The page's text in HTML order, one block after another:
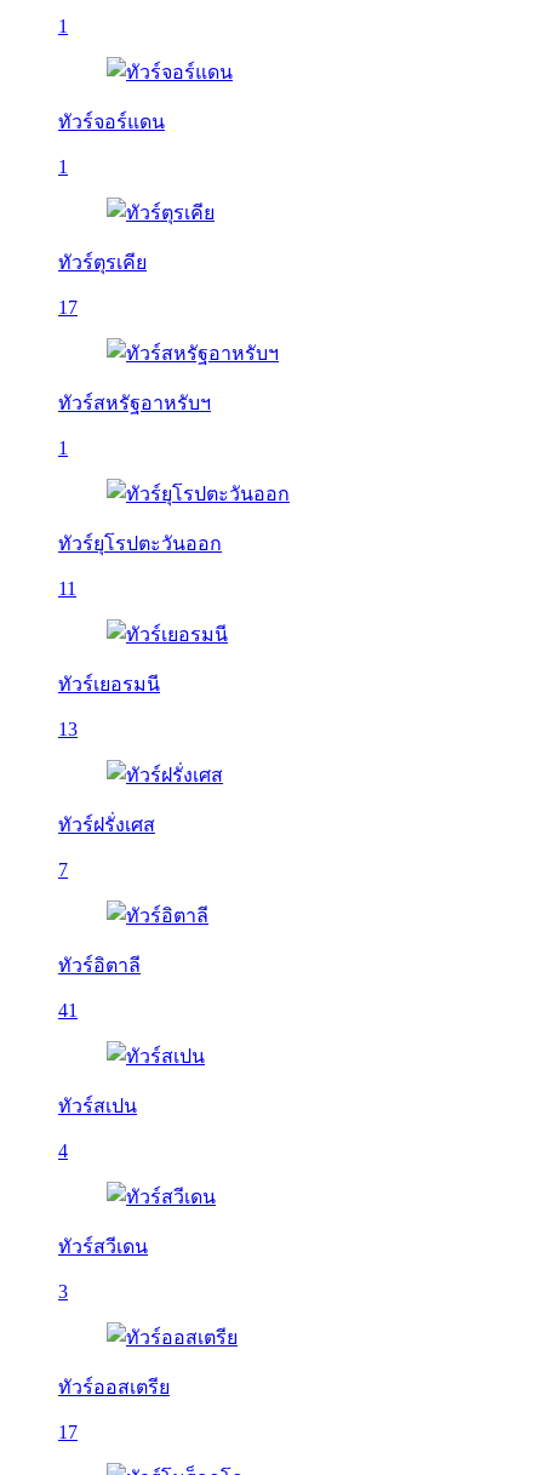
1
ทัวร์จอร์แดน
1
ทัวร์ตุรเคีย
17
ทัวร์สหรัฐอาหรับฯ
1
ทัวร์ยุโรปตะวันออก
11
ทัวร์เยอรมนี
13
ทัวร์ฝรั่งเศส
7
ทัวร์อิตาลี
41
ทัวร์สเปน
4
ทัวร์สวีเดน
3
ทัวร์ออสเตรีย
17